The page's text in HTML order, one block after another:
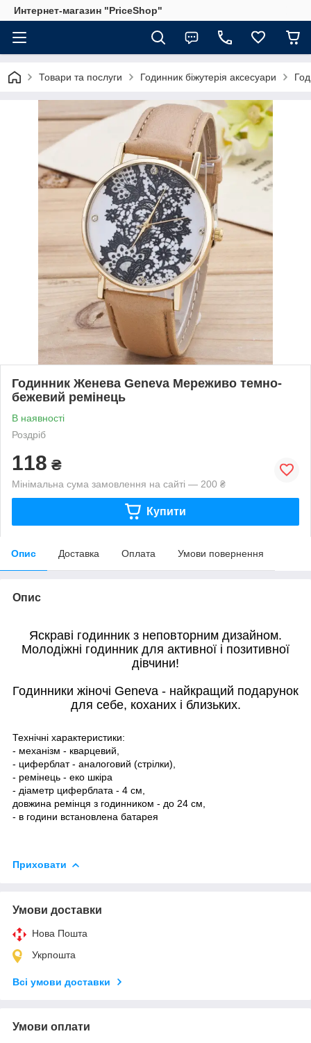
Интернет-магазин "PriceShop"
Товари та послуги Годинник біжутерія аксесуари
Годинник Женева Geneva Мереживо темно-
бежевий ремінець
В наявності
Роздріб
118 ₴
Мінімальна сума замовлення на сайті — 200 ₴
Купити
Опис Доставка Оплата Умови повернення
Опис
Яскраві годинник з неповторним дизайном.
Молодіжні годинник для активної і позитивної
дівчини!
Годинники жіночі Geneva - найкращий подарунок
для себе, коханих і близьких.
Технічні характеристики:
- механізм - кварцевий,
- циферблат - аналоговий (стрілки),
- ремінець - еко шкіра
- діаметр циферблата - 4 см,
довжина ремінця з годинником - до 24 см,
- в години встановлена батарея
Приховати
Умови доставки
Нова Пошта
Укрпошта
Всі умови доставки
Умови оплати